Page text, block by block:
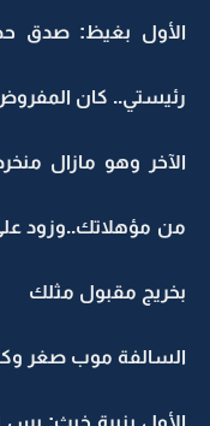
الأول بغيظ: صدق
رئيستي.. كان
الآخر وهو مازال
من مؤهلاتك..وزود
بخريج مقبول مثلك
السالفة موب صغر
الأول بنبرة خبث: بس